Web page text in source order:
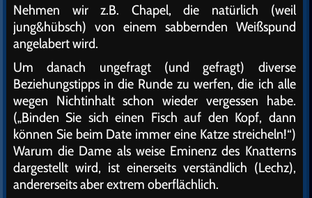
Nehmen wir z.B. Chapel, die natürlich (weil
jung&hübsch) von einem sabbernden Weißspund
angelabert wird.
Um danach ungefragt (und gefragt) diverse
Beziehungstipps in die Runde zu werfen, die ich alle
wegen Nichtinhalt schon wieder vergessen habe.
(„Binden Sie sich einen Fisch auf den Kopf, dann
können Sie beim Date immer eine Katze streicheln!“)
Warum die Dame als weise Eminenz des Knatterns
dargestellt wird, ist einerseits verständlich (Lechz),
andererseits aber extrem oberflächlich.